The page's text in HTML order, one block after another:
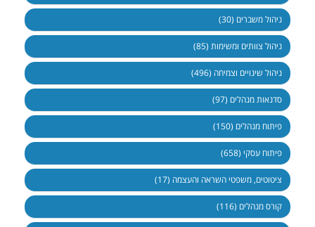
ניהול משברים (30)
ניהול צוותים ומשימות (85)
ניהול שינויים וצמיחה (496)
סדנאות מנהלים (97)
פיתוח מנהלים (150)
פיתוח עסקי (658)
ציטוטים, משפטי השראה והעצמה (17)
קורס מנהלים (116)